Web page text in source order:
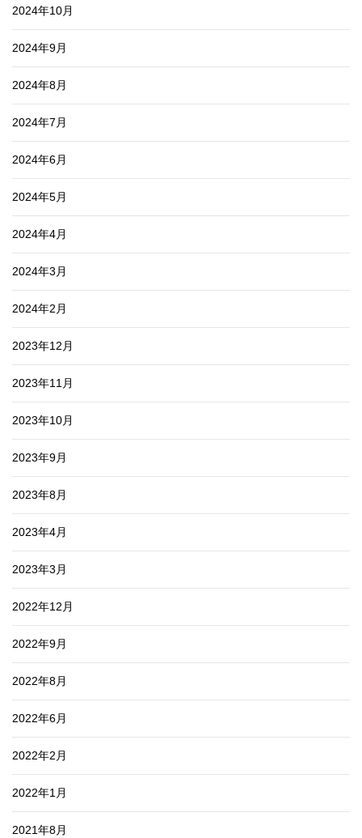
2024年10月
2024年9月
2024年8月
2024年7月
2024年6月
2024年5月
2024年4月
2024年3月
2024年2月
2023年12月
2023年11月
2023年10月
2023年9月
2023年8月
2023年4月
2023年3月
2022年12月
2022年9月
2022年8月
2022年6月
2022年2月
2022年1月
2021年8月